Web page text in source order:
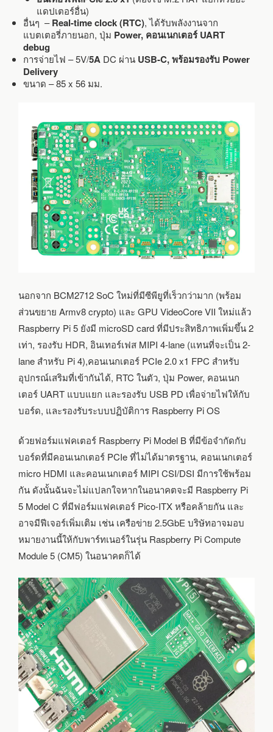
แดปเตอร์อื่น)
อื่นๆ –Real-time clock (RTC), ได้รับพลังงานจาก
แบตเตอรี่ภายนอก, ปุ่ม Power, คอนเนกเตอร์ UART
debug
การจ่ายไฟ – 5V/5A DC ผ่าน USB-C, พร้อมรองรับ Power
Delivery
ขนาด – 85 x 56 มม.
นอกจาก BCM2712 SoC ใหม่ที่มีซีพียูที่เร็วกว่ามาก (พร้อม
ส่วนขยาย Armv8 crypto) และ GPU VideoCore VII ใหม่แล้ว
Raspberry Pi 5 ยังมี microSD card ที่มีประสิทธิภาพเพิ่มขึ้น 2
เท่า, รองรับ HDR, อินเทอร์เฟส MIPI 4-lane (แทนที่จะเป็น 2-
lane สำหรับ Pi 4),คอนเนกเตอร์ PCIe 2.0 x1 FPC สำหรับ
อุปกรณ์เสริมที่เข้ากันได้, RTC ในตัว, ปุ่ม Power, คอนเนก
เตอร์ UART แบบแยก และรองรับ USB PD เพื่อจ่ายไฟให้กับ
บอร์ด, และรองรับระบบปฏิบัติการ Raspberry Pi OS
ด้วยฟอร์มแฟคเตอร์ Raspberry Pi Model B ที่มีข้อจำกัดกับ
บอร์ดที่มีคอนเนกเตอร์ PCIe ที่ไม่ได้มาตรฐาน, คอนเนกเตอร์
micro HDMI และคอนเนกเตอร์ MIPI CSI/DSI มีการใช้พร้อม
กัน ดังนั้นฉันจะไม่แปลกใจหากในอนาคตจะมี Raspberry Pi
5 Model C ที่มีฟอร์มแฟคเตอร์ Pico-ITX หรือคล้ายกัน และ
อาจมีฟีเจอร์เพิ่มเติม เช่น เครือข่าย 2.5GbE บริษัทอาจมอบ
หมายงานนี้ให้กับพาร์ทเนอร์ในรุ่น Raspberry Pi Compute
Module 5 (CM5) ในอนาคตก็ได้